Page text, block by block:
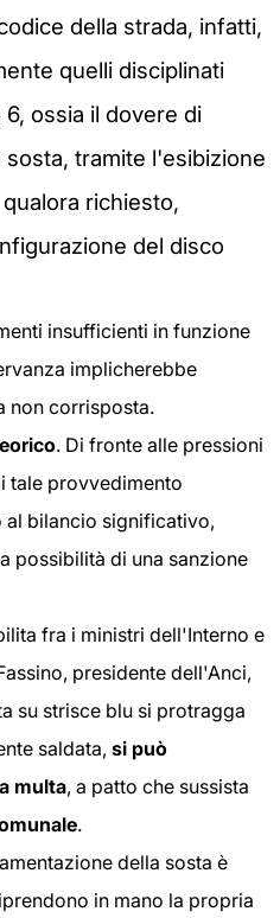
della strada, infatti,
quelli disciplinati
6, ossia il dovere di
tramite l'esibizione
richiesto,
del disco
insufficienti in funzione
implicherebbe
non corrisposta.
. Di fronte alle pressioni
tale provvedimento
al bilancio significativo,
possibilità di una sanzione
fra i ministri dell'Interno e
presidente dell'Anci,
su strisce blu si protragga
saldata, si può
multa, a patto che sussista
.
della sosta è
in mano la propria